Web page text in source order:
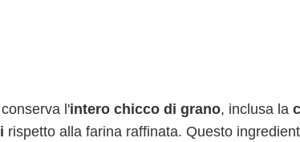
conserva l'intero chicco di grano, inclusa la
rispetto alla farina raffinata. Questo